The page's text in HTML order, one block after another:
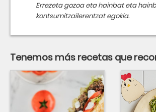
Errezeta gozoa eta hainbat eta
kontsumitzailerentzat egokia.
Tenemos más recetas que